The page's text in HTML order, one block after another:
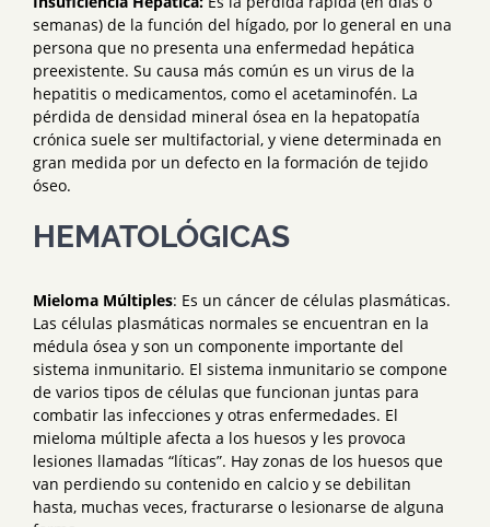
semanas) de la función del hígado, por lo general en una
persona que no presenta una enfermedad hepática
preexistente. Su causa más común es un virus de la
hepatitis o medicamentos, como el acetaminofén. La
pérdida de densidad mineral ósea en la hepatopatía
crónica suele ser multifactorial, y viene determinada en
gran medida por un defecto en la formación de tejido
óseo.
HEMATOLÓGICAS
Mieloma Múltiples: Es un cáncer de células plasmáticas.
Las células plasmáticas normales se encuentran en la
médula ósea y son un componente importante del
sistema inmunitario. El sistema inmunitario se compone
de varios tipos de células que funcionan juntas para
combatir las infecciones y otras enfermedades. El
mieloma múltiple afecta a los huesos y les provoca
lesiones llamadas “líticas”. Hay zonas de los huesos que
van perdiendo su contenido en calcio y se debilitan
hasta, muchas veces, fracturarse o lesionarse de alguna